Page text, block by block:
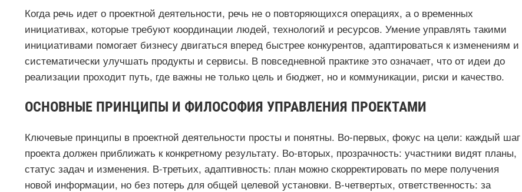
Когда речь идет о проектной деятельности, речь не о повторяющихся операциях, а о временных
инициативах, которые требуют координации людей, технологий и ресурсов. Умение управлять такими
инициативами помогает бизнесу двигаться вперед быстрее конкурентов, адаптироваться к изменениям и
систематически улучшать продукты и сервисы. В повседневной практике это означает, что от идеи до
реализации проходит путь, где важны не только цель и бюджет, но и коммуникации, риски и качество.
ОСНОВНЫЕ ПРИНЦИПЫ И ФИЛОСОФИЯ УПРАВЛЕНИЯ ПРОЕКТАМИ
Ключевые принципы в проектной деятельности просты и понятны. Во-первых, фокус на цели: каждый шаг
проекта должен приближать к конкретному результату. Во-вторых, прозрачность: участники видят планы,
статус задач и изменения. В-третьих, адаптивность: план можно скорректировать по мере получения
новой информации, но без потерь для общей целевой установки. В-четвертых, ответственность: за